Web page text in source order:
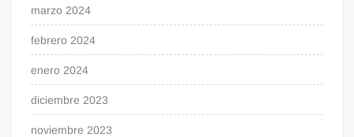
marzo 2024
febrero 2024
enero 2024
diciembre 2023
noviembre 2023